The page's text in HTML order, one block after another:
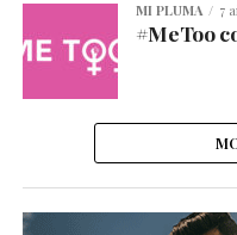
MI PLUMA 7
#MeToo